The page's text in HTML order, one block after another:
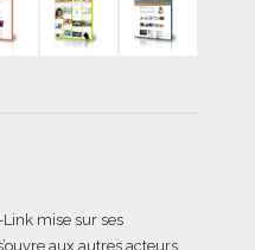
mise sur ses
aux autres acteurs